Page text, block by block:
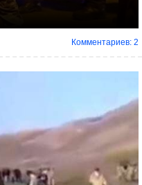
Комментариев: 2